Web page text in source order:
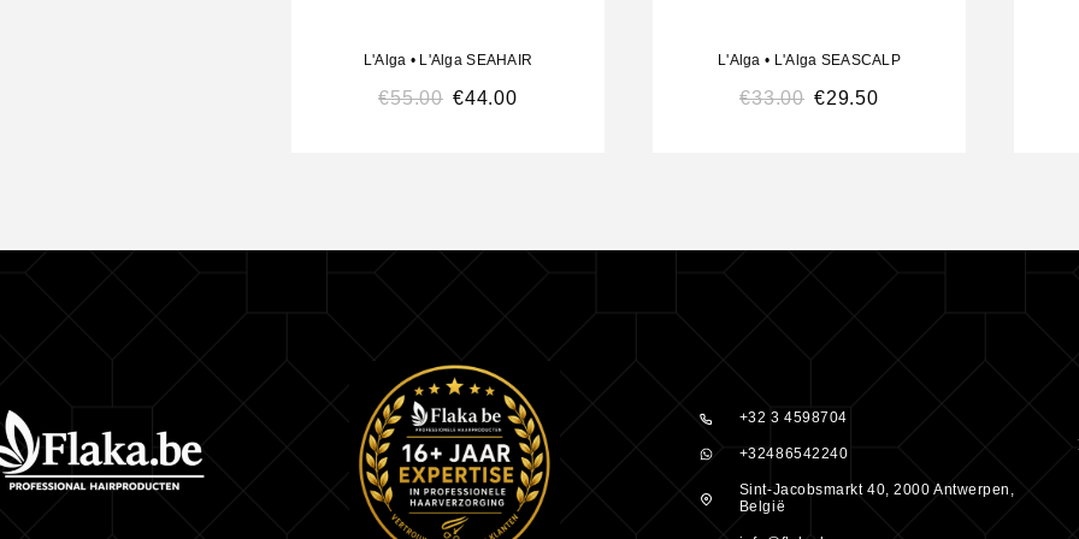
Volledige Ingrediëntenlijst
Aqua (Water), Cetearyl Alcohol, Glycerin, Stearamidopropyl
Dimethylamine, Behentrimonium Chloride, Coco-Caprylate/Caprate,
Dimethicone, Citric Acid, Ricinus Communis Oil (Ricinus Communis
L'Alga • L'Alga SEAHAIR
€55.00 €44.00
L'Alga • L'Alga SEASCALP
€33.00 €29.50
+32 3 4598704
+32486542240
Sint-Jacobsmarkt 40, 2000 Antwerpen,
België